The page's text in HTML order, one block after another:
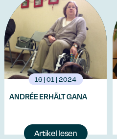
16 | 01 | 2024
ANDRÉE ERHÄLT GANA
Artikel lesen